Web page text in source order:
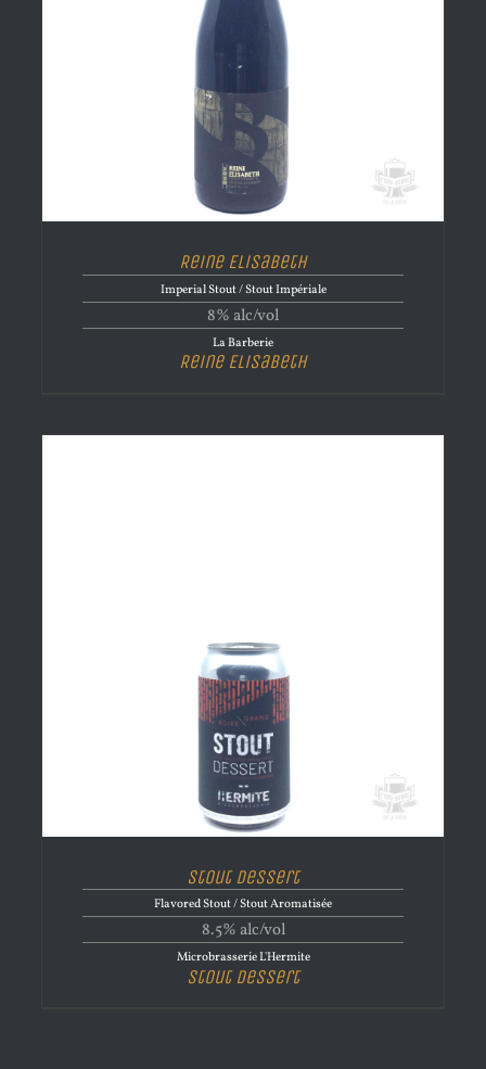
Reine Elisabeth
Imperial Stout / Stout Impériale
8% alc/vol
La Barberie
Reine Elisabeth
Stout Dessert
Flavored Stout / Stout Aromatisée
8.5% alc/vol
Microbrasserie L'Hermite
Stout Dessert